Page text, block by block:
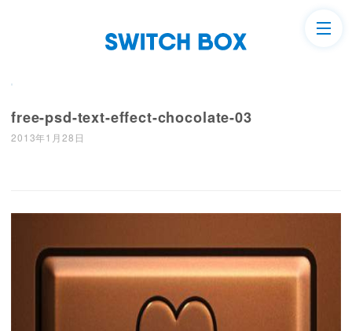
free-psd-text-effect-chocolate-03
2013年1月28日